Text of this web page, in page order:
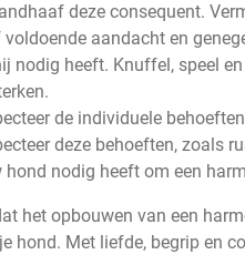
deze consequent.
voldoende aandacht en
nodig heeft. Knuffel, speel
de individuele
deze behoeften, zoals
hond nodig heeft om een
het opbouwen van een
hond. Met liefde, begrip en